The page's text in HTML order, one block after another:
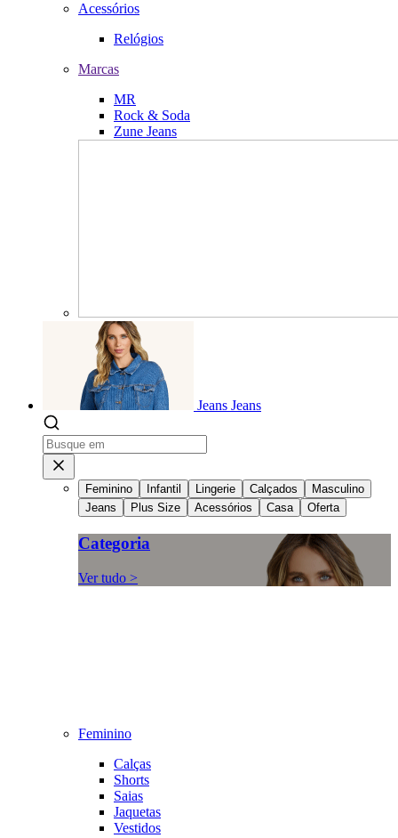
Acessórios
Relógios
Marcas
MR
Rock & Soda
Zune Jeans
Jeans Jeans
Feminino Infantil Lingerie Calçados
Masculino
Jeans
Plus Size Acessórios Casa Oferta
Categoria
Ver tudo >
Feminino
Calças
Shorts
Saias
Jaquetas
Vestidos